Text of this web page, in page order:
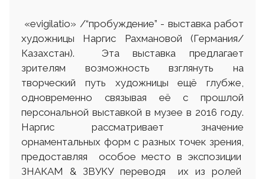
«evigilatio» /“пробуждение” - выставка работ
художницы Наргис Рахмановой (Германия/
Казахстан). Эта выставка предлагает
зрителям возможность взглянуть на
творческий путь художницы ещё глубже,
одновременно связывая её c прошлой
персональной выставкой в музее в 2016 году.
Наргис рассматривает значение
орнаментальных форм с разных точек зрения,
предоставляя особое место в экспозиции
ЗНАКАМ & ЗВУКУ переводя их из ролей